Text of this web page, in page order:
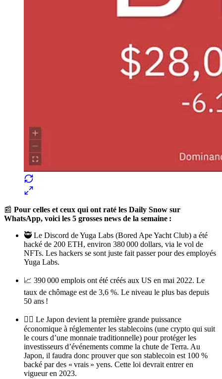
📰 Pour celles et ceux qui ont raté les Daily Snow sur
WhatsApp, voici les 5 grosses news de la semaine :
🥷 Le Discord de Yuga Labs (Bored Ape Yacht Club) a été
hacké de 200 ETH, environ 380 000 dollars, via le vol de
NFTs. Les hackers se sont juste fait passer pour des employés
Yuga Labs.
📈 390 000 emplois ont été créés aux US en mai 2022. Le
taux de chômage est de 3,6 %. Le niveau le plus bas depuis
50 ans !
👩‍⚖️ Le Japon devient la première grande puissance
économique à réglementer les stablecoins (une crypto qui suit
le cours d’une monnaie traditionnelle) pour protéger les
investisseurs d’événements comme la chute de Terra. Au
Japon, il faudra donc prouver que son stablecoin est 100 %
backé par des « vrais » yens. Cette loi devrait entrer en
vigueur en 2023.